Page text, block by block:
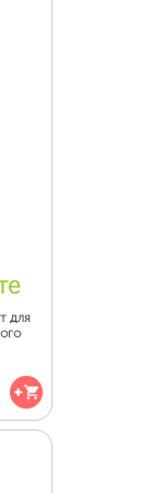
для